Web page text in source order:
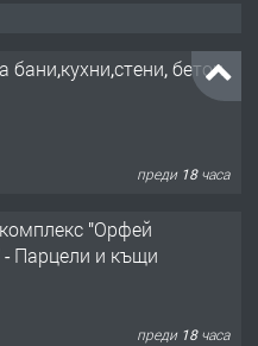
бани,кухни,стени, бетон,
преди 18 часа
"Орфей
- Парцели и къщи
преди 18 часа